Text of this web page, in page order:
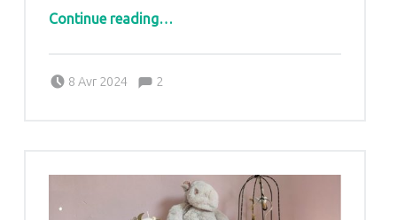
Continue reading“TUTORIEL GRATUIT DE LA BRASSIERE EN RANG RACCOURCIS”
…
8 Avr 2024
Pascale G&-BdC-WKF
Comments:2